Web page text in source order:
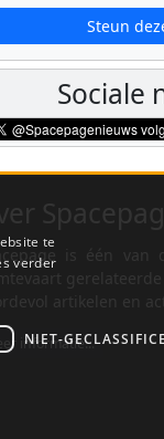
Steun
Sociale
is één van
informatie...
te
verder
NIET-